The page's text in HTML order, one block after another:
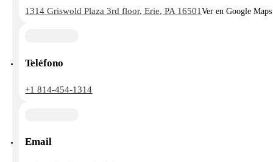
1314 Griswold Plaza 3rd floor, Erie, PA 16501Ver en Google Maps
Teléfono
+1 814-454-1314
Email